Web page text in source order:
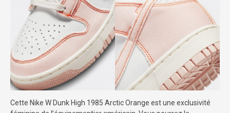
Cette Nike W Dunk High 1985 Arctic Orange est une exclusivité